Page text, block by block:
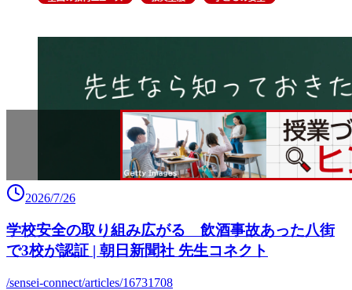
2026/7/26
学校安全の取り組み広がる 飲酒事故あった八街
で3校が認証 | 朝日新聞社 先生コネクト
/sensei-connect/articles/16731708